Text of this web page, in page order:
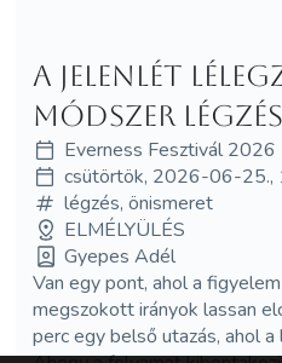
A jelenlét
módszer légzés
Everness Fesztivál 2026
csütörtök, 2026-06-25.,
légzés, önismeret
ELMÉLYÜLÉS
Gyepes Adél
Van egy pont, ahol a
megszokott irányok lassan
perc egy belső utazás, ahol